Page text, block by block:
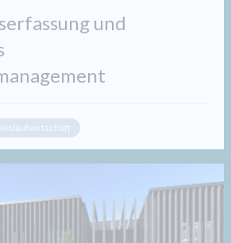
und